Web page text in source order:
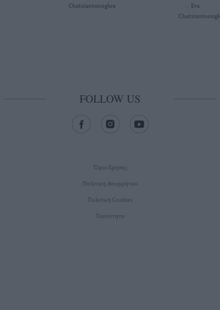
Chatziantonoglou
Eva
FOLLOW US
Όροι Xρήσης
Πολιτική Απορρήτου
Πολιτική Cookies
Ταυτότητα